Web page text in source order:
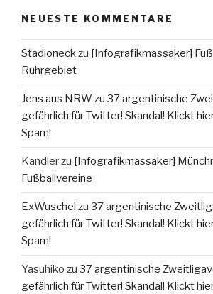
NEUESTE KOMMENTARE
Stadioneckzu [Infografikmassaker]
Ruhrgebiet
Jens aus NRW zu 37 argentinische
gefährlich für Twitter! Skandal! Klickt
Spam!
Kandlerzu [Infografikmassaker]
Fußballvereine
ExWuschel zu 37 argentinische
gefährlich für Twitter! Skandal! Klickt
Spam!
Yasuhiko zu 37 argentinische
gefährlich für Twitter! Skandal! Klickt